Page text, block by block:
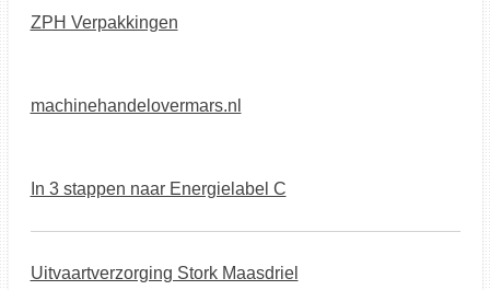
ZPH Verpakkingen
machinehandelovermars.nl
In 3 stappen naar Energielabel C
Uitvaartverzorging Stork Maasdriel